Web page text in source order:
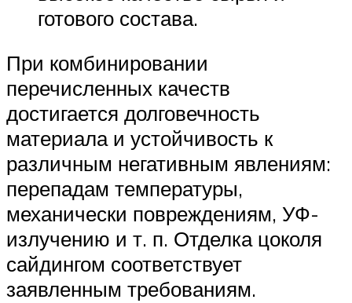
готового состава.
При комбинировании
перечисленных качеств
достигается долговечность
материала и устойчивость к
различным негативным явлениям:
перепадам температуры,
механически повреждениям, УФ-
излучению и т. п. Отделка цоколя
сайдингом соответствует
заявленным требованиям.